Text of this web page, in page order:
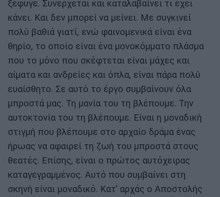
ξέφυγε. Συνέρχεται και καταλαβαίνει τι έχει
κάνει. Και δεν μπορεί να μείνει. Με συγκινεί
πολύ βαθιά γιατί, ενώ φαινομενικά είναι ένα
θηρίο, το οποίο είναι ένα μονοκόμματο πλάσμα
που το μόνο που σκέφτεται είναι μάχες και
αίματα και ανδρείες και όπλα, είναι πάρα πολύ
ευαίσθητο. Σε αυτό το έργο συμβαίνουν όλα
μπροστά μας. Τη μανία του τη βλέπουμε. Την
αυτοκτονία του τη βλέπουμε. Είναι η μοναδική
στιγμή που βλέπουμε στο αρχαίο δράμα ένας
ήρωας να αφαιρεί τη ζωή του μπροστά στους
θεατές. Επίσης, είναι ο πρώτος αυτόχειρας
καταγεγραμμένος. Αυτό που συμβαίνει στη
σκηνή είναι μοναδικό. Κατ’ αρχάς ο Αποστολής